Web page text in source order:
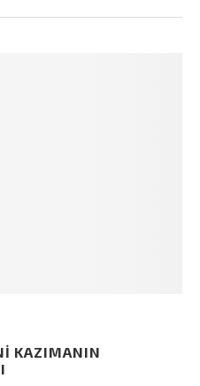
KAZIMANIN